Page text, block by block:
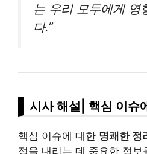
는 우리 모두에게 영
다.”
시사 해설| 핵심 이슈
핵심 이슈에 대한 명쾌한 정
정을 내리는 데 중요한 정